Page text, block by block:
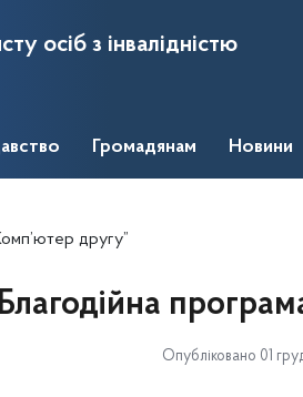
осіб з інвалідністю
Громадянам Новини
другу”
Благодійна
Опубліковано 01